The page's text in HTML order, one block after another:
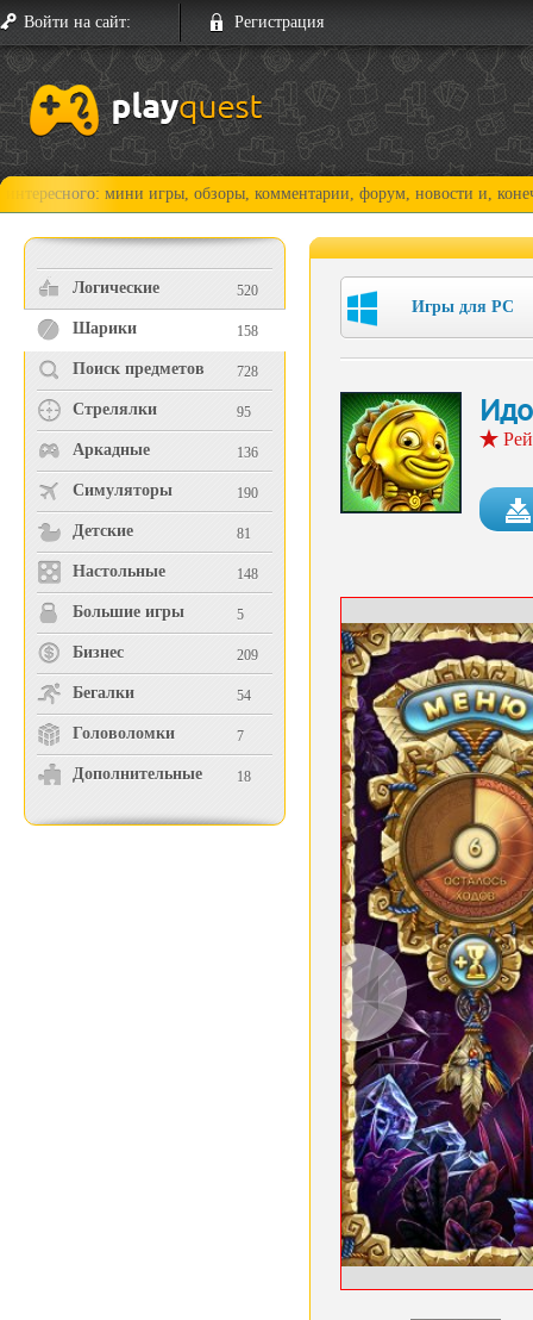
Войти на сайт: Регистрация
мини игры, обзоры, комментарии, форум, новости и, конечно,
Логические 520
Шарики 158
Поиск предметов 728
Стрелялки 95
Аркадные 136
Симуляторы 190
Детские 81
Настольные 148
Большие игры 5
Бизнес 209
Бегалки 54
Головоломки 7
Дополнительные 18
Игры для PC